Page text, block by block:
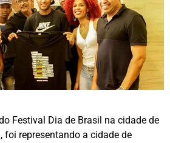
Festival Dia de Brasil na cidade de
foi representando a cidade de